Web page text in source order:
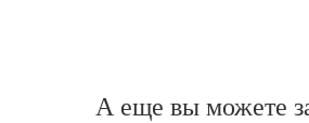
А еще вы можете